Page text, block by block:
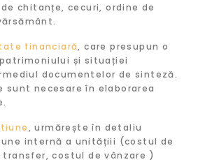
chitanțe, cecuri, ordine de
financiară, care presupun o
și situației
documentelor de sinteză.
necesare în elaborarea
, urmărește în detaliu
internă a unitățiii (costul de
costul de vânzare )